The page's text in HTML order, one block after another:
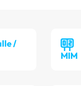
/
MIM